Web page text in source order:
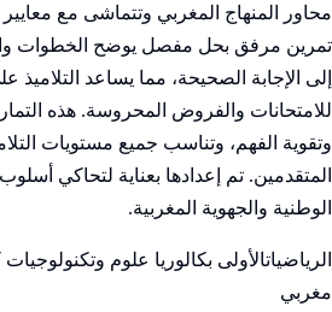
محاور المنهاج المغربي وتتماشى مع معايير
تمرين مرفق بحل مفصل يوضح الخطوات
إلى الإجابة الصحيحة، مما يساعد التلاميذ
للامتحانات والفروض المحروسة. هذه
وتقوية الفهم، وتناسب جميع مستويات
المتقدمين. تم إعدادها بعناية لتحاكي
الوطنية والجهوية المغربية.
الرياضياتالأولى بكالوريا علوم وتكنولوجيات
مغربي